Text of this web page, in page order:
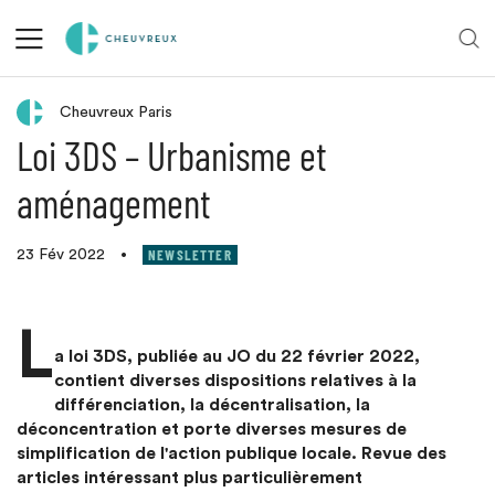
Retour aux actualités
Cheuvreux Paris
Loi 3DS – Urbanisme et
aménagement
23 Fév 2022 • NEWSLETTER
La loi 3DS, publiée au JO du 22 février 2022,
contient diverses dispositions relatives à la
différenciation, la décentralisation, la
déconcentration et porte diverses mesures de
simplification de l'action publique locale. Revue des
articles intéressant plus particulièrement